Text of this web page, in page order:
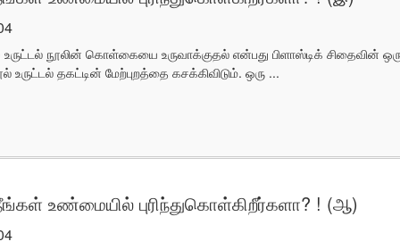
உருட்டல் நூலின் கொள்கையை உருவாக்குதல் என்பது பிளாஸ்டிக் சிதைவின்
தகட்டின் மேற்புறத்தை கசக்கிவிடும். ஒரு ...
உண்மையில் புரிந்துகொள்கிறீர்களா? ! (ஆ)